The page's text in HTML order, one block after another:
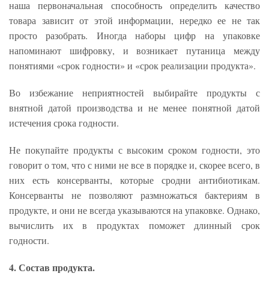
наша первоначальная способность определить качество
товара зависит от этой информации, нередко ее не так
просто разобрать. Иногда наборы цифр на упаковке
напоминают шифровку, и возникает путаница между
понятиями «срок годности» и «срок реализации продукта».
Во избежание неприятностей выбирайте продукты с
внятной датой производства и не менее понятной датой
истечения срока годности.
Не покупайте продукты с высоким сроком годности, это
говорит о том, что с ними не все в порядке и, скорее всего, в
них есть консерванты, которые сродни антибиотикам.
Консерванты не позволяют размножаться бактериям в
продукте, и они не всегда указываются на упаковке. Однако,
вычислить их в продуктах поможет длинный срок
годности.
4. Состав продукта.